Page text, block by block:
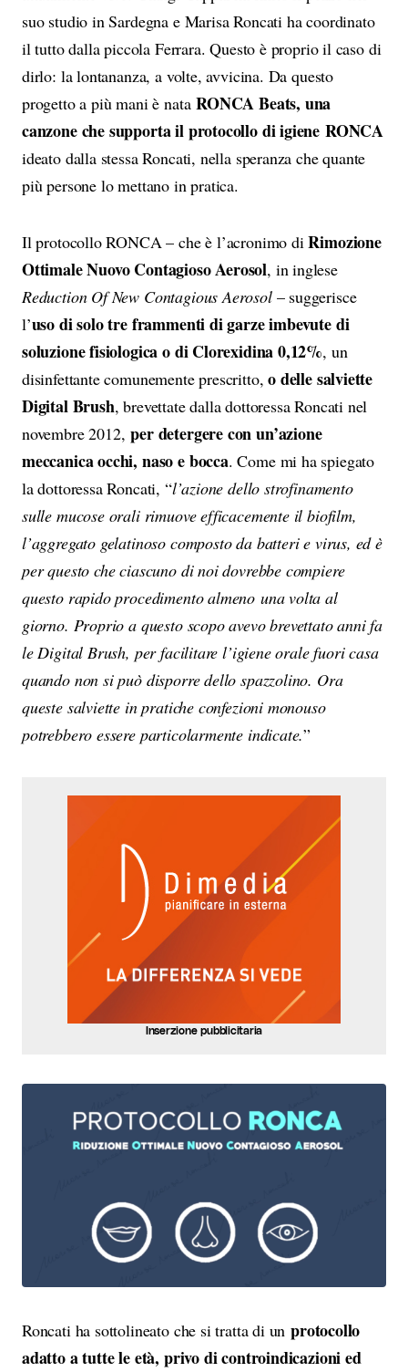
suo studio in Sardegna e Marisa Roncati ha coordinato
il tutto dalla piccola Ferrara. Questo è proprio il caso di
dirlo: la lontananza, a volte, avvicina. Da questo
progetto a più mani è nataRONCA Beats, una
canzone che supporta il protocollo di igiene RONCA
ideato dalla stessa Roncati, nella speranza che quante
più persone lo mettano in pratica.
Il protocollo RONCA – che è l’acronimo diRimozione
Ottimale Nuovo Contagioso Aerosol, in inglese
Reduction Of New Contagious Aerosol– suggerisce
l’uso di solo tre frammenti di garze imbevute di
soluzione fisiologica o di Clorexidina 0,12%, un
disinfettante comunemente prescritto,o delle salviette
Digital Brush, brevettate dalla dottoressa Roncati nel
novembre 2012,per detergere con un’azione
meccanica occhi, naso e bocca. Come mi ha spiegato
la dottoressa Roncati, “l’azione dello strofinamento
sulle mucose orali rimuove efficacemente il biofilm,
l’aggregato gelatinoso composto da batteri e virus, ed è
per questo che ciascuno di noi dovrebbe compiere
questo rapido procedimento almeno una volta al
giorno. Proprio a questo scopo avevo brevettato anni fa
le Digital Brush, per facilitare l’igiene orale fuori casa
quando non si può disporre dello spazzolino. Ora
queste salviette in pratiche confezioni monouso
potrebbero essere particolarmente indicate.”
Inserzione pubblicitaria
Roncati ha sottolineato che si tratta di unprotocollo
adatto a tutte le età, privo di controindicazioni ed